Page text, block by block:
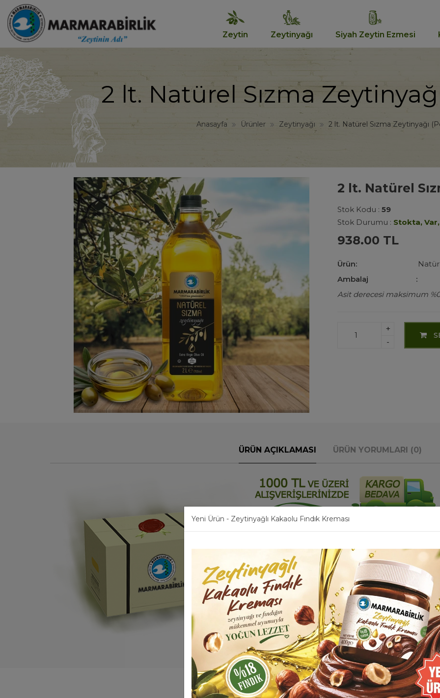
Zeytin Zeytinyağı Siyah Zeytin Ezmesi
2 lt. Natürel Sızma
Anasayfa Ürünler Zeytinyağı 2 lt. Natürel Sızma Zeytinyağı
2 lt. Natürel
Stok Kodu : 59
Stok Durumu : Stokta, Var,
938.00 TL
Ürün:
Ambalaj
:
Asit derecesi maksimum
+
-
ÜRÜN AÇIKLAMASI ÜRÜN YORUMLARI (0)
Yeni Ürün - Zeytinyağlı Kakaolu Fındık Kreması